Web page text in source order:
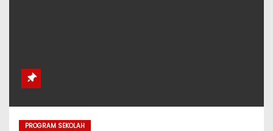
PROGRAM SEKOLAH